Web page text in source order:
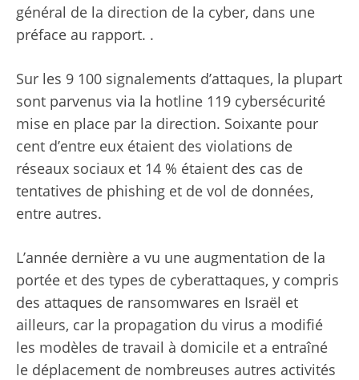
général de la direction de la cyber, dans une
préface au rapport. .
Sur les 9 100 signalements d’attaques, la plupart
sont parvenus via la hotline 119 cybersécurité
mise en place par la direction. Soixante pour
cent d’entre eux étaient des violations de
réseaux sociaux et 14 % étaient des cas de
tentatives de phishing et de vol de données,
entre autres.
L’année dernière a vu une augmentation de la
portée et des types de cyberattaques, y compris
des attaques de ransomwares en Israël et
ailleurs, car la propagation du virus a modifié
les modèles de travail à domicile et a entraîné
le déplacement de nombreuses autres activités